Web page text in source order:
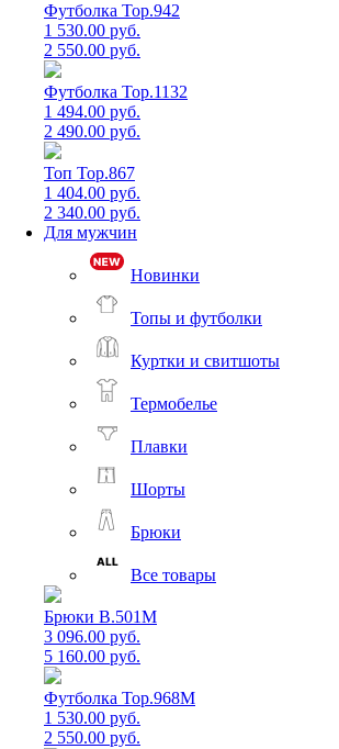
Футболка Top.942
1 530.00 руб.
2 550.00 руб.
Футболка Top.1132
1 494.00 руб.
2 490.00 руб.
Топ Top.867
1 404.00 руб.
2 340.00 руб.
Для мужчин
Новинки
Топы и футболки
Куртки и свитшоты
Термобелье
Плавки
Шорты
Брюки
Все товары
Брюки B.501M
3 096.00 руб.
5 160.00 руб.
Футболка Top.968M
1 530.00 руб.
2 550.00 руб.